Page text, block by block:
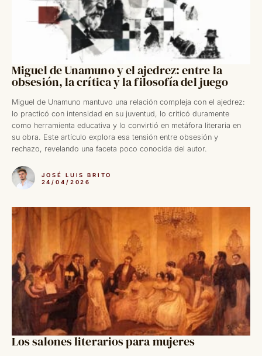
Miguel de Unamuno y el ajedrez: entre la
obsesión, la crítica y la filosofía del juego
Miguel de Unamuno mantuvo una relación compleja con el ajedrez:
lo practicó con intensidad en su juventud, lo criticó duramente
como herramienta educativa y lo convirtió en metáfora literaria en
su obra. Este artículo explora esa tensión entre obsesión y
rechazo, revelando una faceta poco conocida del autor.
JOSÉ LUIS BRITO
24/04/2026
Los salones literarios para mujeres